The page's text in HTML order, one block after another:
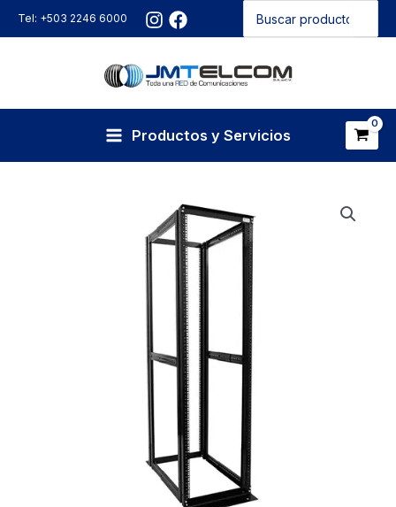
al
Tel: +503 2246 6000
por:
Productos y Servicios